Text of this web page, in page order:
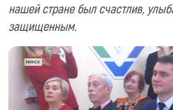
нашей стране был счастлив,
защищенным.